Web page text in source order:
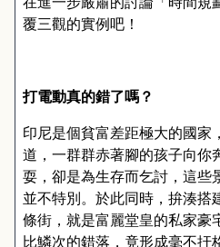
覆三觀的實例吧 ！
打電動真的錯了嗎？
印尼是個貧富差距極大的國家 ，
道 ， 一群群赤著腳的孩子向你
耍 ， 卻是為生存而乞討 ， 這些
並不特別 。 於此同時 ， 拚湊搭
條街 ， 就是富麗堂皇的私家豪
比鱗次的錯落 ， 竟形成毫不扞